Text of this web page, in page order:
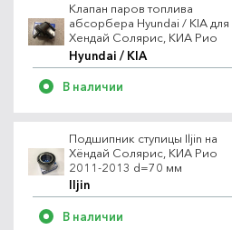
Клапан паров топлива
абсорбера Hyundai / KIA для
Хендай Солярис, КИА Рио
Hyundai / KIA
В наличии
Подшипник ступицы Iljin на
Хёндай Солярис, КИА Рио
2011-2013 d=70 мм
Iljin
В наличии